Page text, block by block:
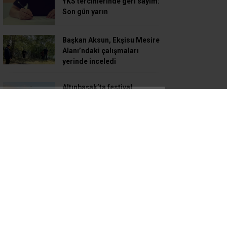
Son gün yarın
Başkan Aksun, Ekşisu Mesire
Alanı’ndaki çalışmaları
yerinde inceledi
Altınbaşak’ta festival